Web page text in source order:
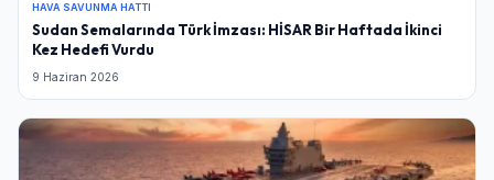
HAVA SAVUNMA HATTI
Sudan Semalarında Türk İmzası: HİSAR Bir Haftada İkinci
Kez Hedefi Vurdu
9 Haziran 2026